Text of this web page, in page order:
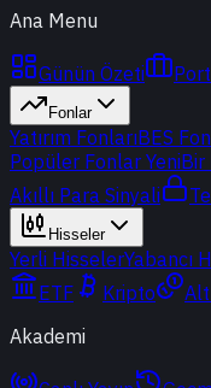
Ana Menu
Günün Özeti
Fonlar
Yatırım FonlarıBES
Popüler Fonlar YeniBir
Akıllı Para Sinyali
Hisseler
Yerli HisselerYabancı
ETF
Kripto
Akademi